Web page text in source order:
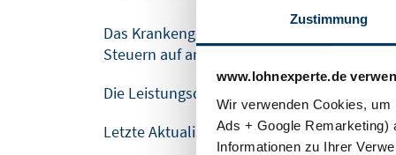
Zustimmung
www.lohnexperte.de
Wir verwenden Cookies,
Ads + Google Remarketing)
Informationen zu Ihrer
Das Krankengeld ist steuerfrei, unterliegt
Steuern auf andere steuerpflichtige
Die Leistungsdauer ist beschränkt.
Letzte Aktualisierung: 11.06.2019. 16:02